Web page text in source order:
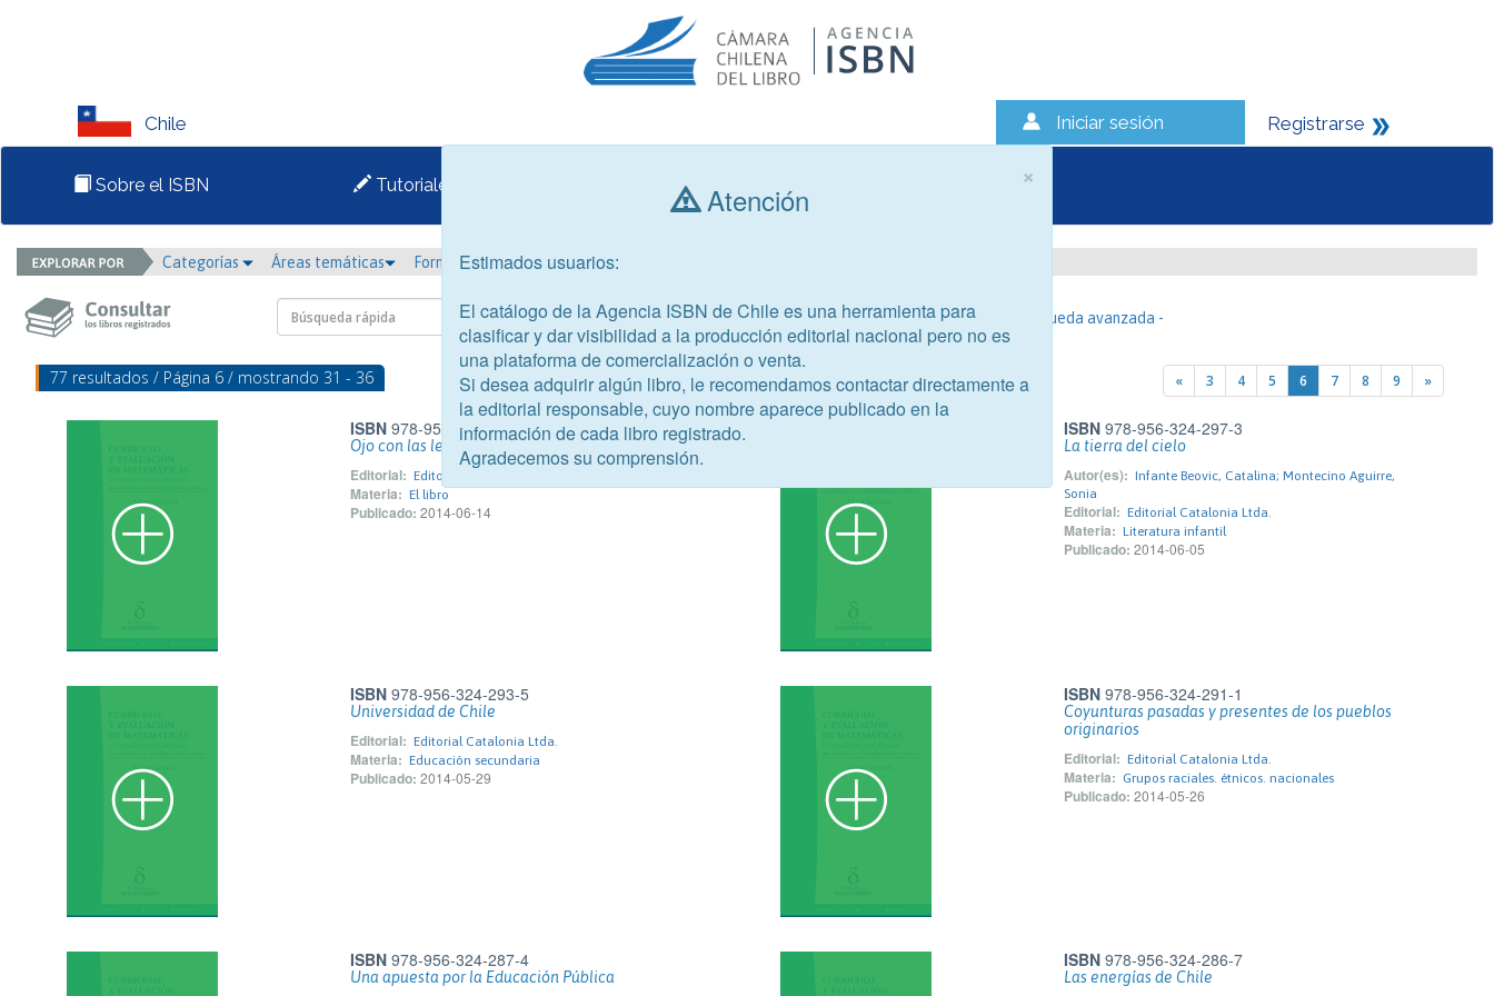
Chile Iniciar sesión Registrarse
Sobre el ISBN Tutoriales Consultar libros
Categorías Áreas temáticas Formato Año de publicación
- Búsqueda avanzada -
77 resultados / Página 6 / mostrando 31 - 36 « 3 4 5 6 7 8 9 »
ISBN 978-956-324-299-7
Ojo con las lecturas
Editorial: Editorial Catalonia Ltda.
Materia: El libro
Publicado: 2014-06-14
ISBN 978-956-324-297-3
La tierra del cielo
Autor(es): Infante Beovic, Catalina; Montecino Aguirre,
Sonia
Editorial: Editorial Catalonia Ltda.
Materia: Literatura infantil
Publicado: 2014-06-05
ISBN 978-956-324-293-5
Universidad de Chile
Editorial: Editorial Catalonia Ltda.
Materia: Educación secundaria
Publicado: 2014-05-29
ISBN 978-956-324-291-1
Coyunturas pasadas y presentes de los pueblos
originarios
Editorial: Editorial Catalonia Ltda.
Materia: Grupos raciales. étnicos. nacionales
Publicado: 2014-05-26
ISBN 978-956-324-287-4
Una apuesta por la Educación Pública
ISBN 978-956-324-286-7
Las energías de Chile
×
Atención
Estimados usuarios:
El catálogo de la Agencia ISBN de Chile es una herramienta para
clasificar y dar visibilidad a la producción editorial nacional pero no es
una plataforma de comercialización o venta.
Si desea adquirir algún libro, le recomendamos contactar directamente a
la editorial responsable, cuyo nombre aparece publicado en la
información de cada libro registrado.
Agradecemos su comprensión.